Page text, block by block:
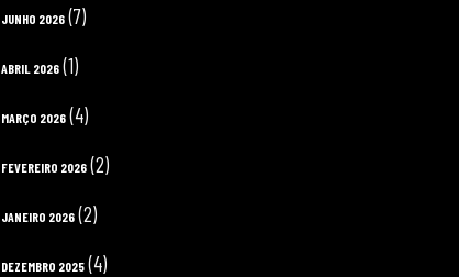
JUNHO 2026 (7)
ABRIL 2026 (1)
MARÇO 2026 (4)
FEVEREIRO 2026 (2)
JANEIRO 2026 (2)
DEZEMBRO 2025 (4)